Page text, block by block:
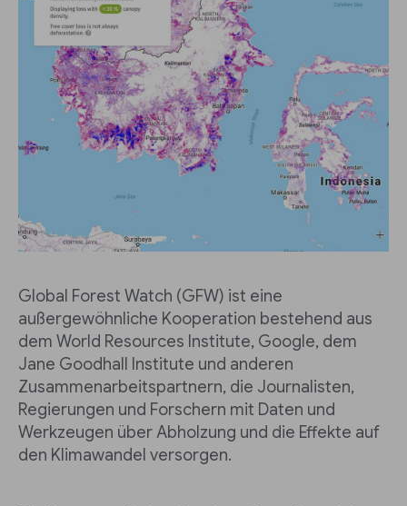
Global Forest Watch (GFW) ist eine
außergewöhnliche Kooperation bestehend aus
dem World Resources Institute, Google, dem
Jane Goodhall Institute und anderen
Zusammenarbeitspartnern, die Journalisten,
Regierungen und Forschern mit Daten und
Werkzeugen über Abholzung und die Effekte auf
den Klimawandel versorgen.